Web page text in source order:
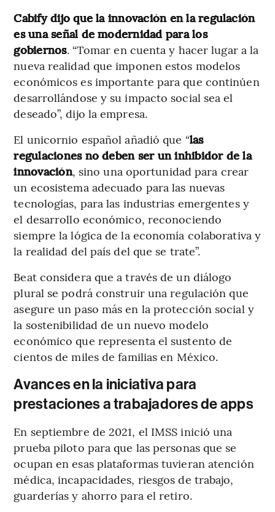
Cabify dijo que la innovación en la regulación
es una señal de modernidad para los
gobiernos. “Tomar en cuenta y hacer lugar a la
nueva realidad que imponen estos modelos
económicos es importante para que continúen
desarrollándose y su impacto social sea el
deseado”, dijo la empresa.
El unicornio español añadió que “las
regulaciones no deben ser un inhibidor de la
innovación, sino una oportunidad para crear
un ecosistema adecuado para las nuevas
tecnologías, para las industrias emergentes y
el desarrollo económico, reconociendo
siempre la lógica de la economía colaborativa y
la realidad del país del que se trate”.
Beat considera que a través de un diálogo
plural se podrá construir una regulación que
asegure un paso más en la protección social y
la sostenibilidad de un nuevo modelo
económico que representa el sustento de
cientos de miles de familias en México.
Avances en la iniciativa para
prestaciones a trabajadores de apps
En septiembre de 2021, el IMSS inició una
prueba piloto para que las personas que se
ocupan en esas plataformas tuvieran atención
médica, incapacidades, riesgos de trabajo,
guarderías y ahorro para el retiro.